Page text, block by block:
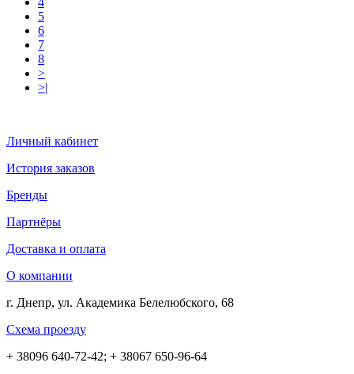
5
6
7
8
>
>|
Личный кабинет
История заказов
Бренды
Партнёры
Доставка и оплата
О компании
г. Днепр, ул. Академика Белелюбского, 68
Схема проезду
+ 38096 640-72-42; + 38067 650-96-64